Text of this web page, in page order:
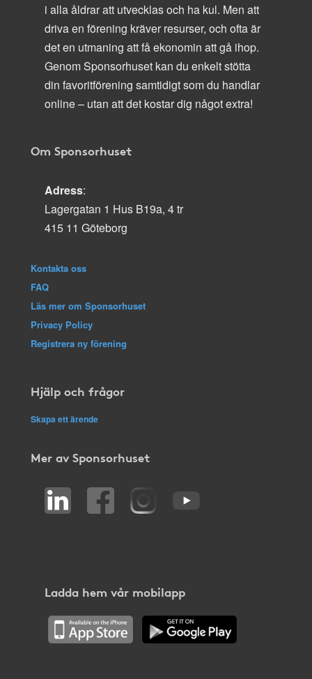
i alla åldrar att utvecklas och ha kul. Men att
driva en förening kräver resurser, och ofta är
det en utmaning att få ekonomin att gå ihop.
Genom Sponsorhuset kan du enkelt stötta
din favoritförening samtidigt som du handlar
online – utan att det kostar dig något extra!
Om Sponsorhuset
Adress:
Lagergatan 1 Hus B19a, 4 tr
415 11 Göteborg
Kontakta oss
FAQ
Läs mer om Sponsorhuset
Privacy Policy
Registrera ny förening
Hjälp och frågor
Skapa ett ärende
Mer av Sponsorhuset
Ladda hem vår mobilapp